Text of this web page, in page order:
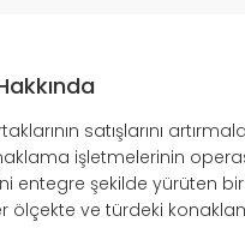
satışlarını
işletmelerinin
entegre şekilde yürüten
ölçekte ve türdeki